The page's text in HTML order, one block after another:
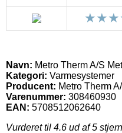
Navn: Metro Therm A/S
Kategori: Varmesystemer
Producent: Metro Therm
Varenummer: 308460930
EAN: 5708512062640
Vurderet til 4.6 ud af 5